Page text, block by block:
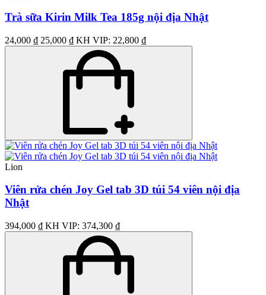
Trà sữa Kirin Milk Tea 185g nội địa Nhật
24,000 ₫ 25,000 ₫ KH VIP: 22,800 ₫
Lion
Viên rửa chén Joy Gel tab 3D túi 54 viên nội địa
Nhật
394,000 ₫ KH VIP: 374,300 ₫